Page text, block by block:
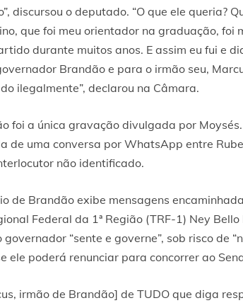
discursou o deputado. “O que ele queria?
que foi meu orientador na graduação, foi
durante muitos anos. E assim eu fui e
Brandão e para o irmão seu,
ilegalmente”, declarou na Câmara.
foi a única gravação divulgada por
de uma conversa por WhatsApp entre
não identificado.
de Brandão exibe mensagens
Federal da 1ª Região (TRF-1) Ney
“sente e governe”, sob risco de
ele poderá renunciar para concorrer ao
irmão de Brandão] de TUDO que diga